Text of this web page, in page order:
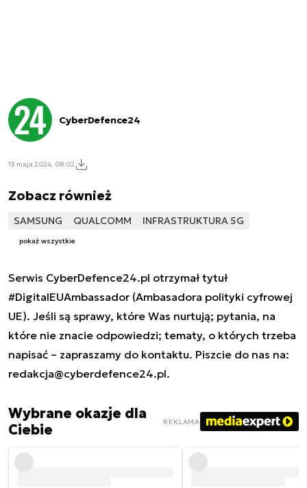
CyberDefence24
13 maja 2024, 08:02
Zobacz również
SAMSUNG QUALCOMM INFRASTRUKTURA 5G
pokaż wszystkie
Serwis CyberDefence24.pl otrzymał tytuł
#DigitalEUAmbassador (Ambasadora polityki cyfrowej
UE). Jeśli są sprawy, które Was nurtują; pytania, na
które nie znacie odpowiedzi; tematy, o których trzeba
napisać – zapraszamy do kontaktu. Piszcie do nas na:
redakcja@cyberdefence24.pl.
Wybrane okazje dla
Ciebie
REKLAMA